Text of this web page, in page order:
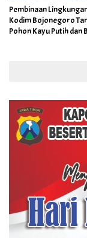
Pembinaan
Kodim Bojonegoro
Pohon Kayu Putih dan